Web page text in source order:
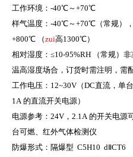
工作环境： -40℃～+70℃
样气温度： -40℃～+70℃（常规）
+800℃ （zui高1300℃）
相对湿度：≤10-95%RH （常规）
温高湿度场合，订货时需注明，需
工作电压： 12~30V （DC直流，单
1A 的直流开关电源）
电源参考： 24V ， 2.1A 的开关电源
台可燃、红外气体检测仪
防爆形式：隔爆型 C5H10 dⅡCT6